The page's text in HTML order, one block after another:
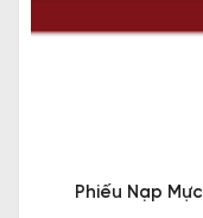
Phiếu Nạp Mực